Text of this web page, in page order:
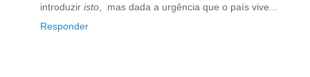
introduzir isto , mas dada a urgência que o país vive...
Responder